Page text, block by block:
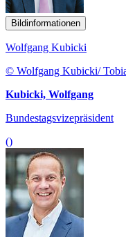
Bildinformationen
Wolfgang Kubicki
© Wolfgang Kubicki/
Kubicki, Wolfgang
Bundestagsvizepräsident
()